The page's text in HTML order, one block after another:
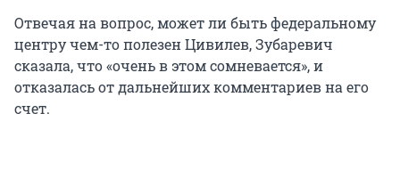
Отвечая на вопрос, может ли быть федеральному
центру чем-то полезен Цивилев, Зубаревич
сказала, что «очень в этом сомневается», и
отказалась от дальнейших комментариев на его
счет.